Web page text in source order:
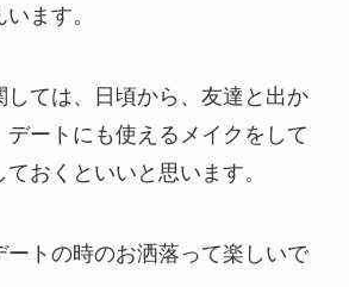
ます。
しては、日頃から、友達と出か
デートにも使えるメイクをして
おくといいと思います。
ートの時のお洒落って楽しいで